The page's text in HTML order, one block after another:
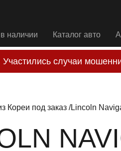
наличии Каталог авто
случаи
Кореи под заказ Lincoln